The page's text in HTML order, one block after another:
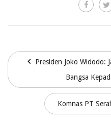
Presiden Joko Widodo:
Bangsa
Komnas PT